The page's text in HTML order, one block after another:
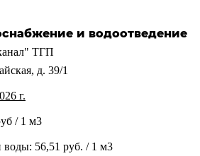
и водоотведение
ТГП
д. 39/1
г.
/ 1 м3
воды: 56,51 руб. / 1 м3